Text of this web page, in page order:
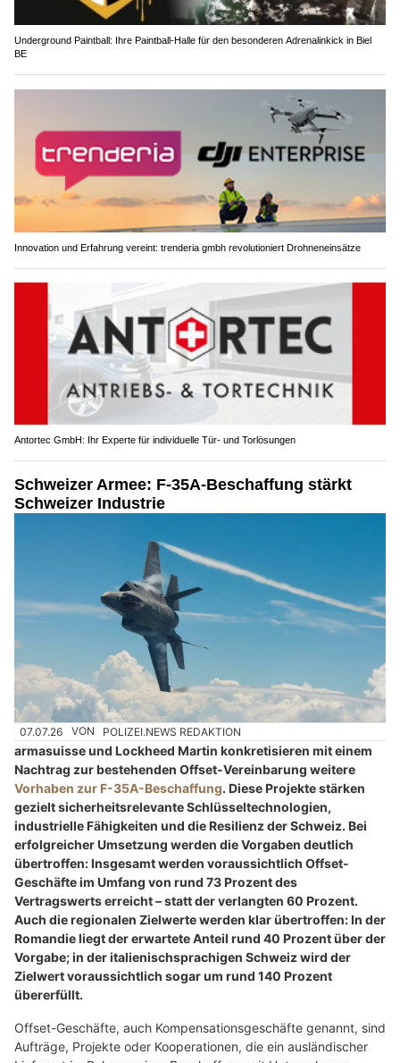
Underground Paintball: Ihre Paintball-Halle für den besonderen Adrenalinkick in Biel
BE
Innovation und Erfahrung vereint: trenderia gmbh revolutioniert Drohneneinsätze
Antortec GmbH: Ihr Experte für individuelle Tür- und Torlösungen
Schweizer Armee: F-35A-Beschaffung stärkt
Schweizer Industrie
07.07.26 VON POLIZEI.NEWS REDAKTION
armasuisse und Lockheed Martin konkretisieren mit einem
Nachtrag zur bestehenden Offset-Vereinbarung weitere
Vorhaben zur F-35A-Beschaffung. Diese Projekte stärken
gezielt sicherheitsrelevante Schlüsseltechnologien,
industrielle Fähigkeiten und die Resilienz der Schweiz. Bei
erfolgreicher Umsetzung werden die Vorgaben deutlich
übertroffen: Insgesamt werden voraussichtlich Offset-
Geschäfte im Umfang von rund 73 Prozent des
Vertragswerts erreicht – statt der verlangten 60 Prozent.
Auch die regionalen Zielwerte werden klar übertroffen: In der
Romandie liegt der erwartete Anteil rund 40 Prozent über der
Vorgabe; in der italienischsprachigen Schweiz wird der
Zielwert voraussichtlich sogar um rund 140 Prozent
übererfüllt.
Offset-Geschäfte, auch Kompensationsgeschäfte genannt, sind
Aufträge, Projekte oder Kooperationen, die ein ausländischer